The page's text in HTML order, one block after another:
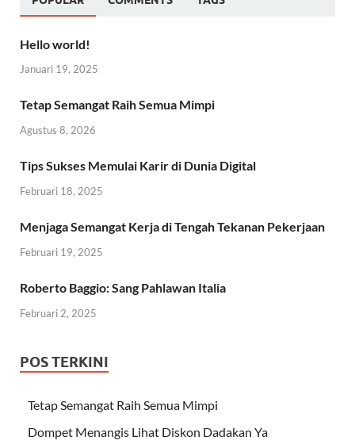
Hello world!
Januari 19, 2025
Tetap Semangat Raih Semua Mimpi
Agustus 8, 2026
Tips Sukses Memulai Karir di Dunia Digital
Februari 18, 2025
Menjaga Semangat Kerja di Tengah Tekanan Pekerjaan
Februari 19, 2025
Roberto Baggio: Sang Pahlawan Italia
Februari 2, 2025
POS TERKINI
Tetap Semangat Raih Semua Mimpi
Dompet Menangis Lihat Diskon Dadakan Ya